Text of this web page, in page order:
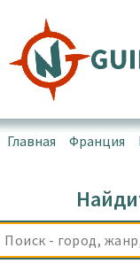
содержимому
Главная Франция